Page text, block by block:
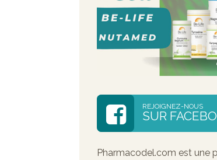
REJOIGNEZ-NOUS
SUR
Pharmacodel.com est une